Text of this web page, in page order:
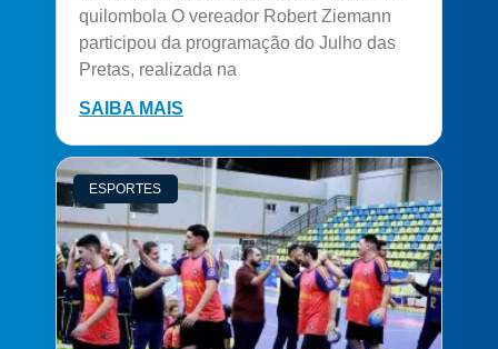
quilombola O vereador Robert Ziemann
participou da programação do Julho das
Pretas, realizada na
SAIBA MAIS
ESPORTES